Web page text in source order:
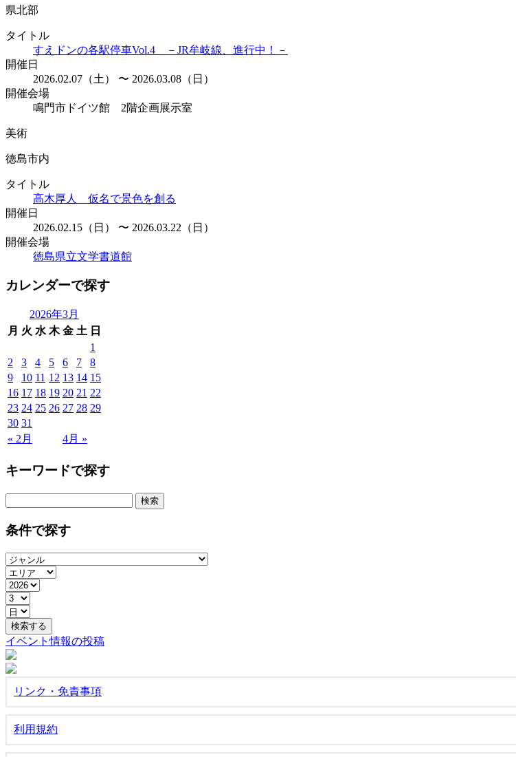
県北部
タイトル
すえドンの各駅停車Vol.4 －JR牟岐線、進行中！－
開催日
2026.02.07（土） 〜 2026.03.08（日）
開催会場
鳴門市ドイツ館 2階企画展示室
美術
徳島市内
タイトル
高木厚人 仮名で景色を創る
開催日
2026.02.15（日） 〜 2026.03.22（日）
開催会場
徳島県立文学書道館
カレンダーで探す
2026年3月
月 火 水 木 金 土 日
« 2月 4月 »
1
2
3 4 5 6 7
8
9
10 11 12 13 14 15
16 17 18 19 20 21 22
23 24 25 26 27 28 29
30 31
キーワードで探す
条件で探す
イベント情報の投稿
リンク・免責事項
利用規約